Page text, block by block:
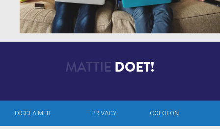
MATTIE DOET!
DISCLAIMER PRIVACY COLOFON